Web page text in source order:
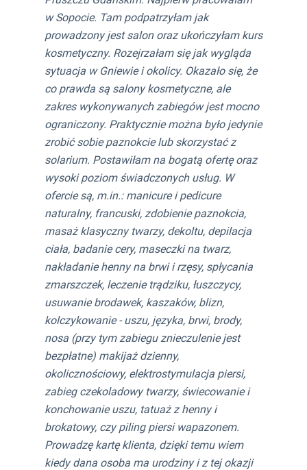
w Sopocie. Tam podpatrzyłam jak
prowadzony jest salon oraz ukończyłam kurs
kosmetyczny. Rozejrzałam się jak wygląda
sytuacja w Gniewie i okolicy. Okazało się, że
co prawda są salony kosmetyczne, ale
zakres wykonywanych zabiegów jest mocno
ograniczony. Praktycznie można było jedynie
zrobić sobie paznokcie lub skorzystać z
solarium. Postawiłam na bogatą ofertę oraz
wysoki poziom świadczonych usług. W
ofercie są, m.in.: manicure i pedicure
naturalny, francuski, zdobienie paznokcia,
masaż klasyczny twarzy, dekoltu, depilacja
ciała, badanie cery, maseczki na twarz,
nakładanie henny na brwi i rzęsy, spłycania
zmarszczek, leczenie trądziku, łuszczycy,
usuwanie brodawek, kaszaków, blizn,
kolczykowanie - uszu, języka, brwi, brody,
nosa (przy tym zabiegu znieczulenie jest
bezpłatne) makijaż dzienny,
okolicznościowy, elektrostymulacja piersi,
zabieg czekoladowy twarzy, świecowanie i
konchowanie uszu, tatuaż z henny i
brokatowy, czy piling piersi wapazonem.
Prowadzę kartę klienta, dzięki temu wiem
kiedy dana osoba ma urodziny i z tej okazji